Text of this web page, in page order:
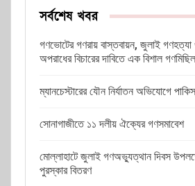
সর্বশেষ খবর
গণভোটের গণরায় বাস্তবায়ন, জুলাই গণহত্যা
অপরাধের বিচারের দাবিতে এক বিশাল
ম্যানচেস্টারের যৌন নির্যাতন অভিযোগে
সোনাগাজীতে ১১ দলীয় ঐক্যের গণসমাবেশ
মোল্লাহাটে জুলাই গণঅভ্যুত্থান দিবস
পুরস্কার বিতরণ